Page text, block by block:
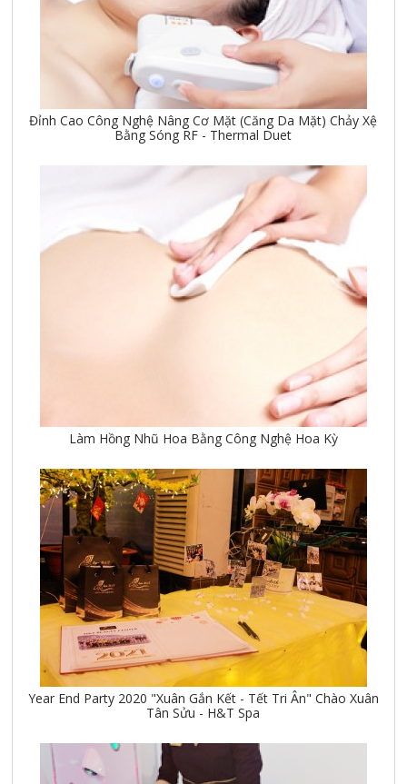
Đỉnh Cao Công Nghệ Nâng Cơ Mặt (Căng Da Mặt) Chảy Xệ
Bằng Sóng RF - Thermal Duet
Làm Hồng Nhũ Hoa Bằng Công Nghệ Hoa Kỳ
Year End Party 2020 "Xuân Gắn Kết - Tết Tri Ân" Chào Xuân
Tân Sửu - H&T Spa